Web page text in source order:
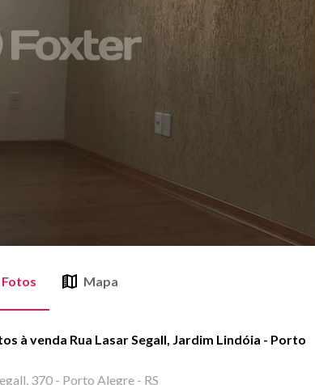
Fotos Mapa
à venda Rua Lasar Segall, Jardim Lindóia - Porto
370 - Porto Alegre - RS